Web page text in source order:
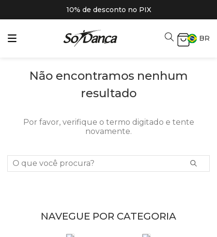
10% de desconto no PIX
BR
Não encontramos nenhum
resultado
Por favor, verifique o termo digitado e tente
novamente.
O que você procura?
NAVEGUE POR CATEGORIA